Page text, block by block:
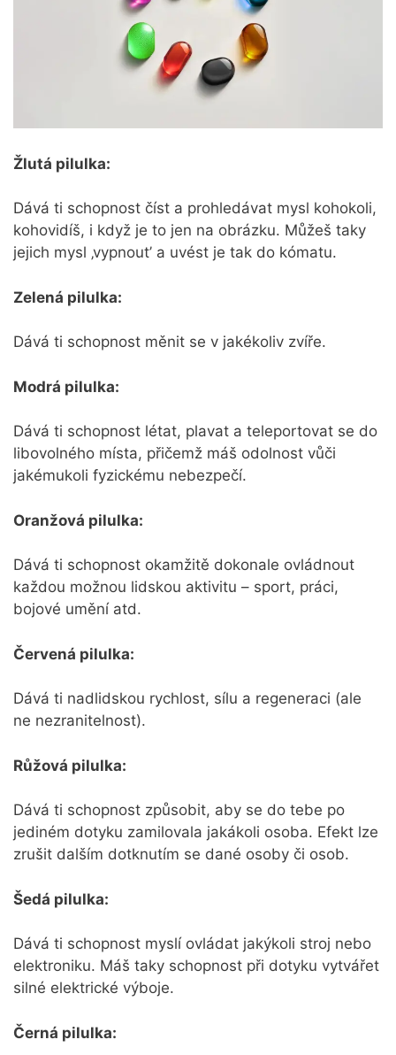
Žlutá pilulka:
Dává ti schopnost číst a prohledávat mysl kohokoli,
kohovidíš, i když je to jen na obrázku. Můžeš taky
jejich mysl ‚vypnout’ a uvést je tak do kómatu.
Zelená pilulka:
Dává ti schopnost měnit se v jakékoliv zvíře.
Modrá pilulka:
Dává ti schopnost létat, plavat a teleportovat se do
libovolného místa, přičemž máš odolnost vůči
jakémukoli fyzickému nebezpečí.
Oranžová pilulka:
Dává ti schopnost okamžitě dokonale ovládnout
každou možnou lidskou aktivitu – sport, práci,
bojové umění atd.
Červená pilulka:
Dává ti nadlidskou rychlost, sílu a regeneraci (ale
ne nezranitelnost).
Růžová pilulka:
Dává ti schopnost způsobit, aby se do tebe po
jediném dotyku zamilovala jakákoli osoba. Efekt lze
zrušit dalším dotknutím se dané osoby či osob.
Šedá pilulka:
Dává ti schopnost myslí ovládat jakýkoli stroj nebo
elektroniku. Máš taky schopnost při dotyku vytvářet
silné elektrické výboje.
Černá pilulka: